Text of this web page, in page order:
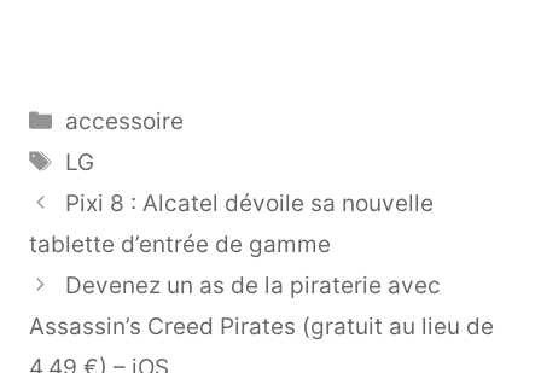
Catégories
accessoire
Étiquettes
LG
Pixi 8 : Alcatel dévoile sa nouvelle
tablette d’entrée de gamme
Devenez un as de la piraterie avec
Assassin’s Creed Pirates (gratuit au lieu de